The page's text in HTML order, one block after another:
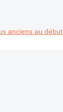
anciens au début